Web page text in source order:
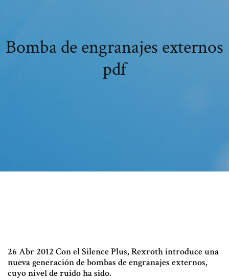
Bomba de engranajes externos
pdf
26 Abr 2012 Con el Silence Plus, Rexroth introduce una
nueva generación de bombas de engranajes externos,
cuyo nivel de ruido ha sido.